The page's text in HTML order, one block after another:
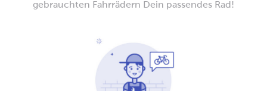
gebrauchten Fahrrädern Dein passendes Rad!